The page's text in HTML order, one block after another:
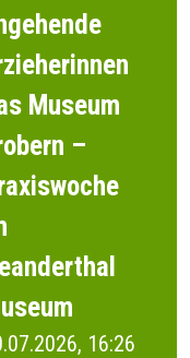
Museum
–
16:26